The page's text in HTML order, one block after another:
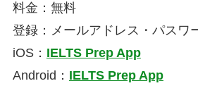
料金：無料
登録：メールアドレス・パスワ
iOS： IELTS Prep App
Android： IELTS Prep App